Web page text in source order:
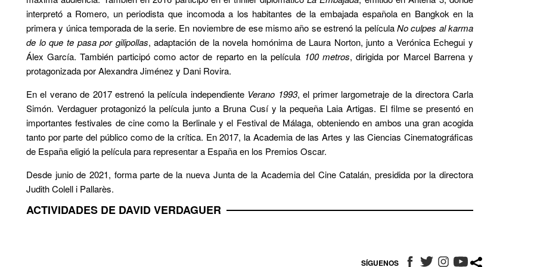
interpretó a Romero, un periodista que incomoda a los habitantes de la embajada española en Bangkok en la
primera y única temporada de la serie. En noviembre de ese mismo año se estrenó la películaNo culpes al karma
de lo que te pasa por gilipollas, adaptación de la novela homónima de Laura Norton, junto a Verónica Echegui y
Álex García. También participó como actor de reparto en la película 100 metros, dirigida por Marcel Barrena y
protagonizada por Alexandra Jiménez y Dani Rovira.
En el verano de 2017 estrenó la película independiente Verano 1993, el primer largometraje de la directora Carla
Simón. Verdaguer protagonizó la película junto a Bruna Cusí y la pequeña Laia Artigas. El filme se presentó en
importantes festivales de cine como la Berlinale y el Festival de Málaga, obteniendo en ambos una gran acogida
tanto por parte del público como de la crítica. En 2017, la Academia de las Artes y las Ciencias Cinematográficas
de España eligió la película para representar a España en los Premios Oscar.
Desde junio de 2021, forma parte de la nueva Junta de la Academia del Cine Catalán, presidida por la directora
Judith Colell i Pallarès.
ACTIVIDADES DE DAVID VERDAGUER
SÍGUENOS ABRE EN NUEVA VENTANA
ABRE EN NUEVA VENTANA
ABRE EN NUEVA
ABRE EN NUEVA